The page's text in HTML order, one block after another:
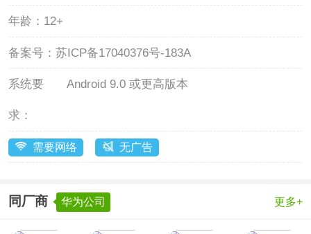
年龄： 12+
备案号： 苏ICP备17040376号-183A
系统要
求：
Android 9.0 或更高版本
需要网络 无广告
同厂商 华为公司 更多+